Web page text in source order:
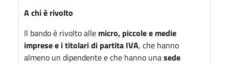
A chi è rivolto
Il bando è rivolto alle micro, piccole e medie
imprese e i titolari di partita IVA, che hanno
almeno un dipendente e che hanno unasede